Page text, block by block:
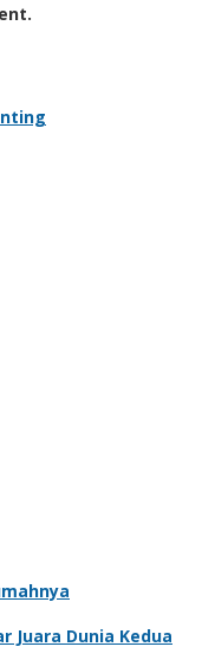
Juara Dunia Kedua